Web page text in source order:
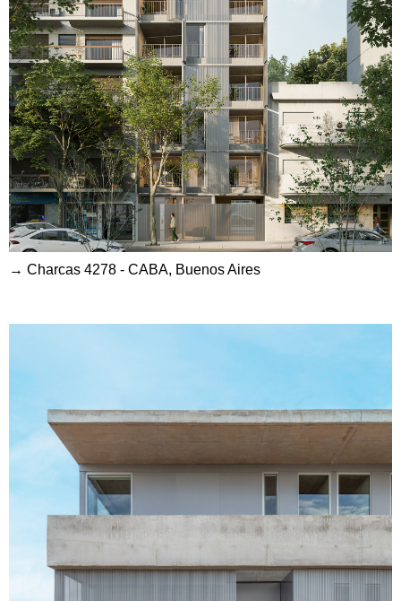
→ Charcas 4278 - CABA, Buenos Aires